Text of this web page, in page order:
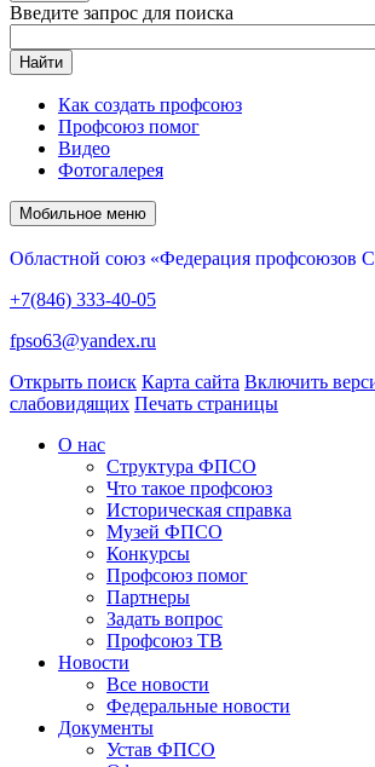
Введите запрос для поиска
Найти
Как создать профсоюз
Профсоюз помог
Видео
Фотогалерея
Мобильное меню
Областной союз «Федерация профсоюзов
+7(846) 333-40-05
fpso63@yandex.ru
Открыть поиск Карта сайта Включить
слабовидящих Печать страницы
О нас
Структура ФПСО
Что такое профсоюз
Историческая справка
Музей ФПСО
Конкурсы
Профсоюз помог
Партнеры
Задать вопрос
Профсоюз ТВ
Новости
Все новости
Федеральные новости
Документы
Устав ФПСО